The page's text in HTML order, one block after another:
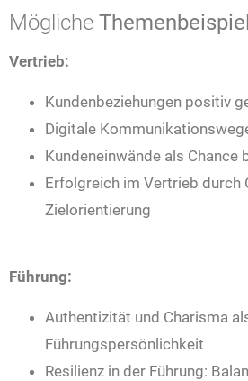
Mögliche
Vertrieb:
Kundenbeziehungen positiv
Digitale
Kundeneinwände als Chance
Erfolgreich im Vertrieb durch
Zielorientierung
Führung:
Authentizität und Charisma
Führungspersönlichkeit
Resilienz in der Führung: